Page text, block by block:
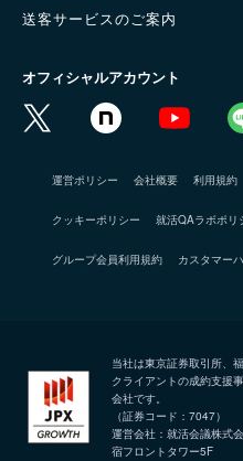
送客サービスのご案内
オフィシャルアカウント
運営ポリシー 会社概要 利用規約
クッキーポリシー 就活QAラボポリ
グループ会員利用規約 カスタマー
当社は東京証券取引所、
クライアントの成約支援
会社です。
（証券コード：7047）
運営会社：就活会議株式
宿フロントタワー5F